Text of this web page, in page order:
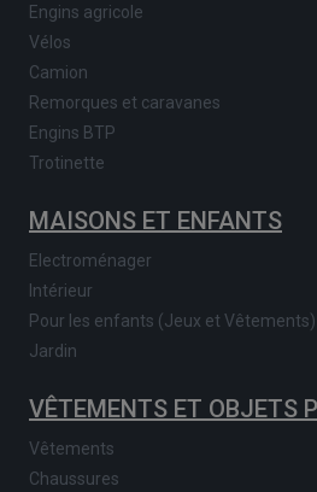
Engins agricole
Vélos
Camion
Remorques et caravanes
Engins BTP
Trotinette
MAISONS ET ENFANTS
Electroménager
Intérieur
Pour les enfants (Jeux et Vêtements)
Jardin
VÊTEMENTS ET OBJETS
Vêtements
Chaussures